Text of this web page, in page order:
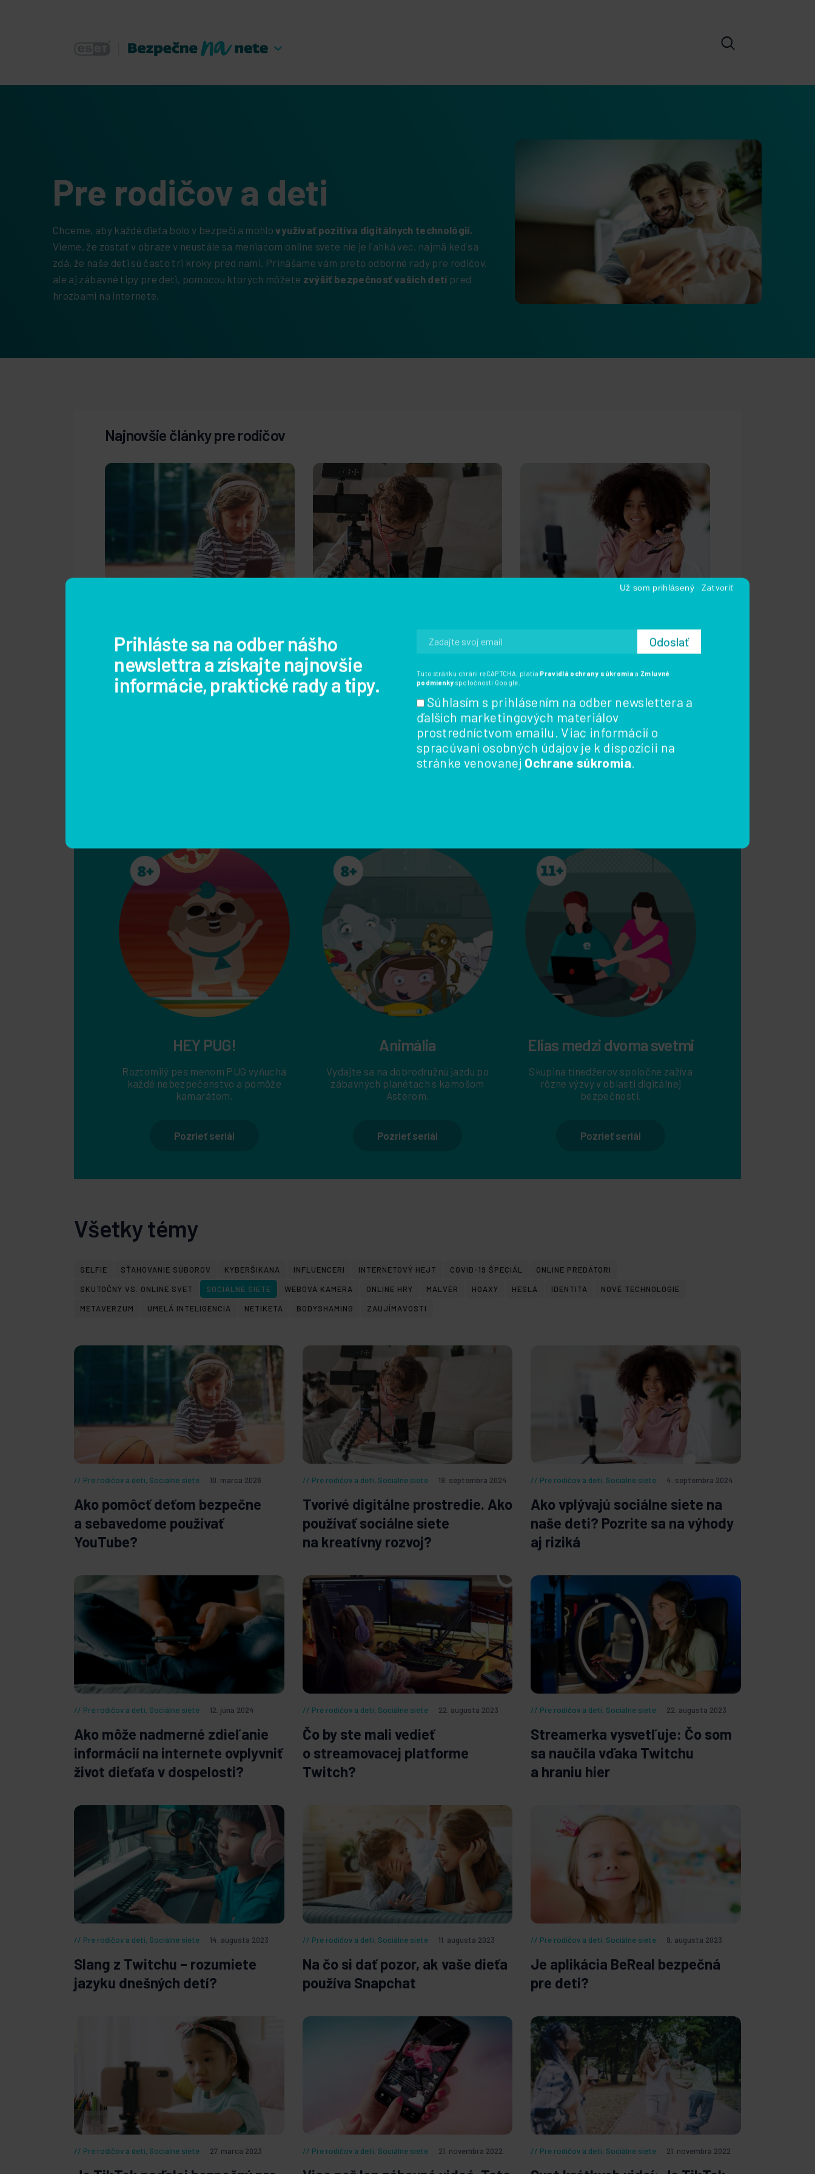
Prihláste sa na odber nášho
newslettra a získajte najnovšie
informácie, praktické rady a tipy.
Túto stránku chráni reCAPTCHA, platia Pravidlá ochrany súkromia a Zmluvné
podmienkyspoločnosti Google.
Súhlasím s prihlásením na odber newslettera a
ďalších marketingových materiálov
prostredníctvom emailu. Viac informácií o
spracúvaní osobných údajov je k dispozícii na
stránke venovanej
Pre rodičov a deti
Chceme, aby každé dieťa bolo v bezpečí a mohlovyužívať pozitíva digitálnych technológií.
Vieme, že zostať v obraze v neustále sa meniacom online svete nie je ľahká vec, najmä keď sa
zdá, že naše deti sú často tri kroky pred nami. Prinášame vám preto odborné rady pre rodičov,
ale aj zábavné tipy pre deti, pomocou ktorých môžete zvýšiť bezpečnosť vašich detí pred
hrozbami na internete.
Najnovšie články pre rodičov
Pre rodičov a deti
10. marca
2026
Ako pomôcť deťom
bezpečne a sebavedome
Sociálne siete
19.
septembra 2024
Tvorivé digitálne
prostredie. Ako používať
sociálne siete na kreatívny
Sociálne siete
4.
Ako vplývajú sociálne siete
výhody aj riziká
HEY PUG!
Roztomilý pes menom PUG vyňuchá
každé nebezpečenstvo a pomôže
kamarátom.
Pozrieť seriál
Animália
Vydajte sa na dobrodružnú jazdu po
zábavných planétach s kamošom
Asterom.
Pozrieť seriál
Elias medzi dvoma svetmi
Skupina tínedžerov spoločne zažíva
rôzne výzvy v oblasti digitálnej
bezpečnosti.
Pozrieť seriál
Všetky témy
SELFIE SŤAHOVANIE SÚBOROV KYBERŠIKANA INFLUENCERI INTERNETOVÝ HEJT COVID-19 ŠPECIÁL
ONLINE PREDÁTORI
SKUTOČNÝ VS. ONLINE SVET
SOCIÁLNE SIETE WEBOVÁ KAMERA ONLINE HRY MALVÉR HOAXY HESLÁ IDENTITA
NOVÉ TECHNOLÓGIE
METAVERZUM
UMELÁ INTELIGENCIA NETIKETA BODYSHAMING ZAUJÍMAVOSTI
Pre rodičov a deti, Sociálne siete 10. marca 2026
Ako pomôcť deťom bezpečne
a sebavedome používať
YouTube?
Pre rodičov a deti, Sociálne siete 19. septembra 2024
Tvorivé digitálne prostredie. Ako
používať sociálne siete
na kreatívny rozvoj?
Pre rodičov a deti, Sociálne siete 4. septembra 2024
Ako vplývajú sociálne siete na
naše deti? Pozrite sa na výhody
aj riziká
Pre rodičov a deti, Sociálne siete 12. júna 2024
Ako môže nadmerné zdieľanie
informácií na internete ovplyvniť
život dieťaťa v dospelosti?
Pre rodičov a deti, Sociálne siete 22. augusta 2023
Čo by ste mali vedieť
o streamovacej platforme
Twitch?
Pre rodičov a deti, Sociálne siete 22. augusta 2023
Streamerka vysvetľuje: Čo som
sa naučila vďaka Twitchu
a hraniu hier
Pre rodičov a deti, Sociálne siete 14. augusta 2023
Slang z Twitchu – rozumiete
jazyku dnešných detí?
Pre rodičov a deti, Sociálne siete 11. augusta 2023
Na čo si dať pozor, ak vaše dieťa
používa Snapchat
Pre rodičov a deti, Sociálne siete 9. augusta 2023
Je aplikácia BeReal bezpečná
pre deti?
Pre rodičov a deti, Sociálne siete 27. marca 2023 Pre rodičov a deti, Sociálne siete 21. novembra 2022 Pre rodičov a deti, Sociálne siete 21. novembra 2022